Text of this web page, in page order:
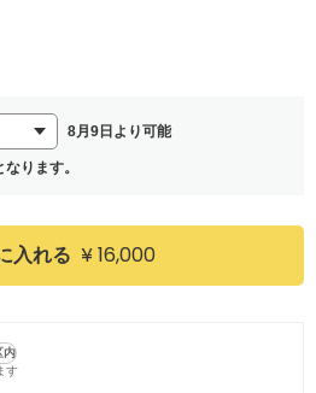
8月9日より可能
なります。
入れる ¥ 16,000
内
す